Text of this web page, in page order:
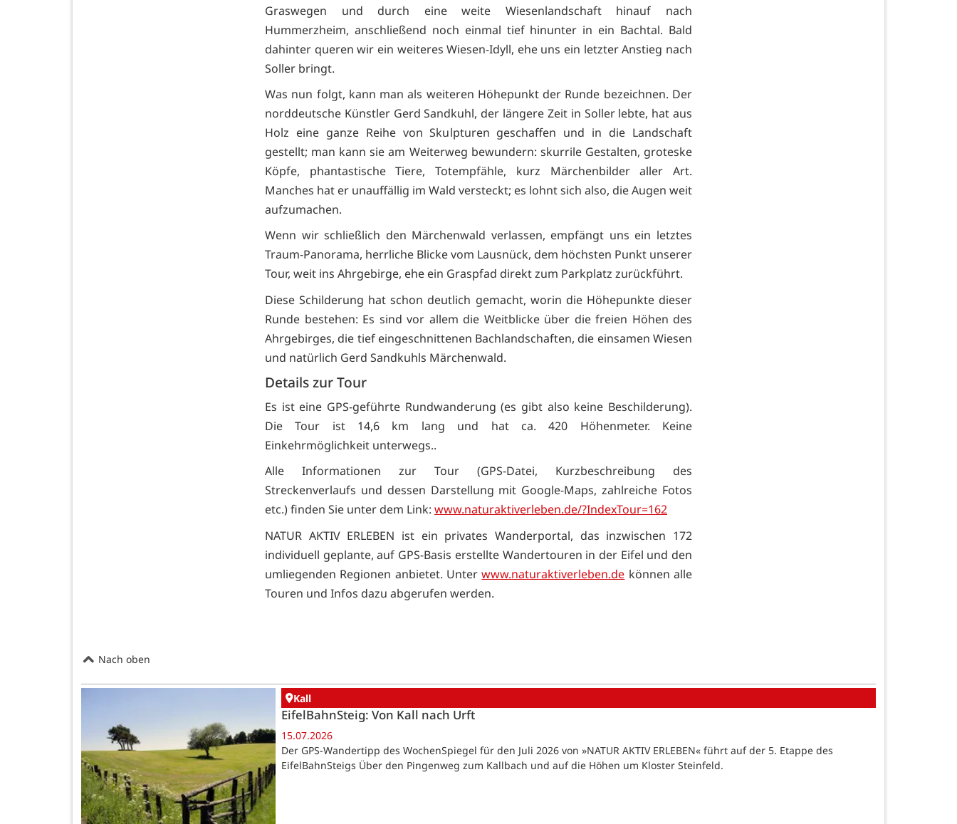
Graswegen und durch eine weite Wiesenlandschaft hinauf nach
Hummerzheim, anschließend noch einmal tief hinunter in ein Bachtal. Bald
dahinter queren wir ein weiteres Wiesen-Idyll, ehe uns ein letzter Anstieg nach
Soller bringt.
Was nun folgt, kann man als weiteren Höhepunkt der Runde bezeichnen. Der
norddeutsche Künstler Gerd Sandkuhl, der längere Zeit in Soller lebte, hat aus
Holz eine ganze Reihe von Skulpturen geschaffen und in die Landschaft
gestellt; man kann sie am Weiterweg bewundern: skurrile Gestalten, groteske
Köpfe, phantastische Tiere, Totempfähle, kurz Märchenbilder aller Art.
Manches hat er unauffällig im Wald versteckt; es lohnt sich also, die Augen weit
aufzumachen.
Wenn wir schließlich den Märchenwald verlassen, empfängt uns ein letztes
Traum-Panorama, herrliche Blicke vom Lausnück, dem höchsten Punkt unserer
Tour, weit ins Ahrgebirge, ehe ein Graspfad direkt zum Parkplatz zurückführt.
Diese Schilderung hat schon deutlich gemacht, worin die Höhepunkte dieser
Runde bestehen: Es sind vor allem die Weitblicke über die freien Höhen des
Ahrgebirges, die tief eingeschnittenen Bachlandschaften, die einsamen Wiesen
und natürlich Gerd Sandkuhls Märchenwald.
Details zur Tour
Es ist eine GPS-geführte Rundwanderung (es gibt also keine Beschilderung).
Die Tour ist 14,6 km lang und hat ca. 420 Höhenmeter. Keine
Einkehrmöglichkeit unterwegs..
Alle Informationen zur Tour (GPS-Datei, Kurzbeschreibung des
Streckenverlaufs und dessen Darstellung mit Google-Maps, zahlreiche Fotos
etc.) finden Sie unter dem Link: www.naturaktiverleben.de/?IndexTour=162
NATUR AKTIV ERLEBEN ist ein privates Wanderportal, das inzwischen 172
individuell geplante, auf GPS-Basis erstellte Wandertouren in der Eifel und den
umliegenden Regionen anbietet. Unterwww.naturaktiverleben.de können alle
Touren und Infos dazu abgerufen werden.
Nach oben
Kall
EifelBahnSteig: Von Kall nach Urft
15.07.2026
Der GPS-Wandertipp des WochenSpiegel für den Juli 2026 von »NATUR AKTIV ERLEBEN« führt auf der 5. Etappe des
EifelBahnSteigs Über den Pingenweg zum Kallbach und auf die Höhen um Kloster Steinfeld.